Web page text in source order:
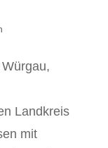
Landkreis
mit